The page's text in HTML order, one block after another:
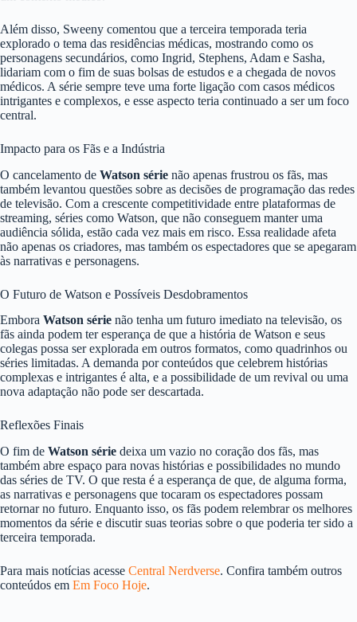
Além disso, Sweeny comentou que a terceira temporada teria
explorado o tema das residências médicas, mostrando como os
personagens secundários, como Ingrid, Stephens, Adam e Sasha,
lidariam com o fim de suas bolsas de estudos e a chegada de novos
médicos. A série sempre teve uma forte ligação com casos médicos
intrigantes e complexos, e esse aspecto teria continuado a ser um foco
central.
Impacto para os Fãs e a Indústria
O cancelamento de Watson série não apenas frustrou os fãs, mas
também levantou questões sobre as decisões de programação das redes
de televisão. Com a crescente competitividade entre plataformas de
streaming, séries como Watson, que não conseguem manter uma
audiência sólida, estão cada vez mais em risco. Essa realidade afeta
não apenas os criadores, mas também os espectadores que se apegaram
às narrativas e personagens.
O Futuro de Watson e Possíveis Desdobramentos
Embora Watson série não tenha um futuro imediato na televisão, os
fãs ainda podem ter esperança de que a história de Watson e seus
colegas possa ser explorada em outros formatos, como quadrinhos ou
séries limitadas. A demanda por conteúdos que celebrem histórias
complexas e intrigantes é alta, e a possibilidade de um revival ou uma
nova adaptação não pode ser descartada.
Reflexões Finais
O fim de Watson série deixa um vazio no coração dos fãs, mas
também abre espaço para novas histórias e possibilidades no mundo
das séries de TV. O que resta é a esperança de que, de alguma forma,
as narrativas e personagens que tocaram os espectadores possam
retornar no futuro. Enquanto isso, os fãs podem relembrar os melhores
momentos da série e discutir suas teorias sobre o que poderia ter sido a
terceira temporada.
Para mais notícias acesse Central Nerdverse. Confira também outros
conteúdos em Em Foco Hoje.